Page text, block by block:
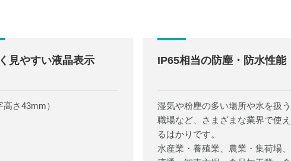
見やすい液晶表示
さ43mm）
IP65相当の防塵・防水性能
湿気や粉塵の多い場所や水を扱う
職場など、さまざまな業界で使え
るはかりです。
水産業・養殖業、農業・集荷場、